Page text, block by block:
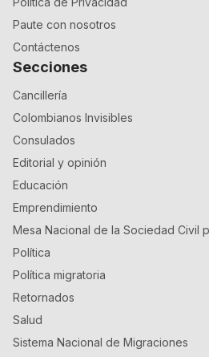
Paute con nosotros
Contáctenos
Secciones
Cancillería
Colombianos Invisibles
Consulados
Editorial y opinión
Educación
Emprendimiento
Mesa Nacional de la Sociedad Civil
Política
Política migratoria
Retornados
Salud
Sistema Nacional de Migraciones